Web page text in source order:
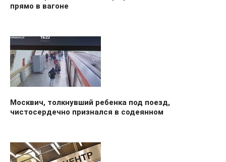
прямо в вагоне
Москвич, толкнувший ребенка под поезд,
чистосердечно признался в содеянном